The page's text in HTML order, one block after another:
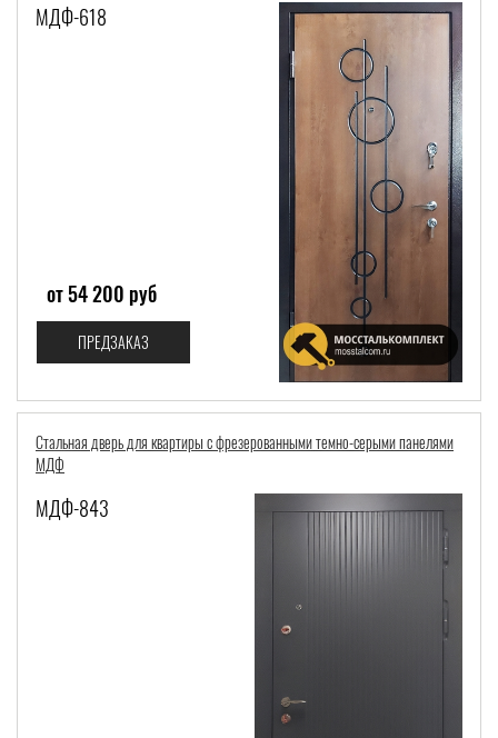
МДФ-618
от 54 200 руб
ПРЕДЗАКАЗ
Стальная дверь для квартиры с фрезерованными темно-серыми панелями
МДФ
МДФ-843